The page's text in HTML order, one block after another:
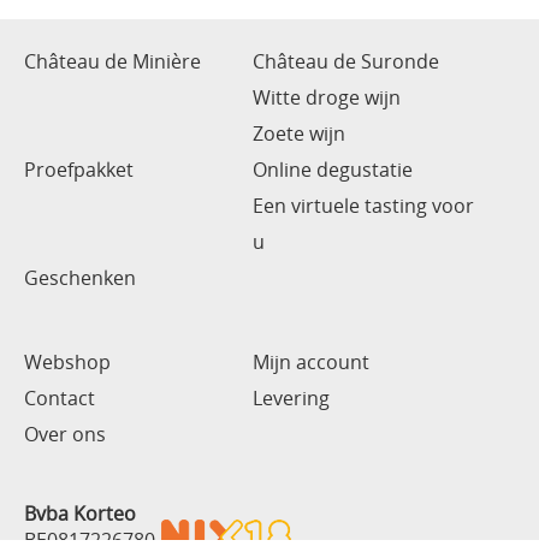
Château de Minière
Château de Suronde
Witte droge wijn
Zoete wijn
Proefpakket
Online degustatie
Een virtuele tasting voor
u
Geschenken
Webshop
Mijn account
Contact
Levering
Over ons
Bvba Korteo
BE0817226780